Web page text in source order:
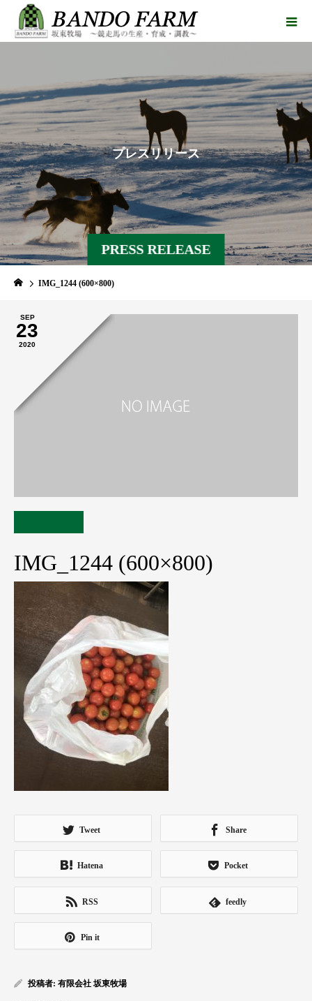
PRESS RELEASE
プレスリリース
IMG_1244 (600×800)
SEP
23
2020
IMG_1244 (600×800)
Tweet Share
Hatena Pocket
RSS feedly
Pin it
投稿者: 有限会社 坂東牧場